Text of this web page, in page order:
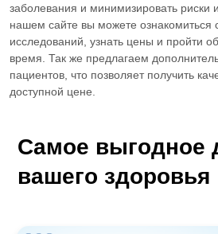
заболевания и минимизировать риски
нашем сайте вы можете
исследований, узнать цены и пройти
время. Так же предлагаем
пациентов, что позволяет получить
доступной цене.
Самое выгодное
вашего здоровья